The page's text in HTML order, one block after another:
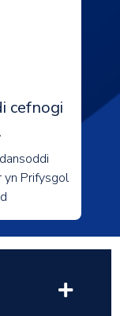
cefnogi
yn Prifysgol